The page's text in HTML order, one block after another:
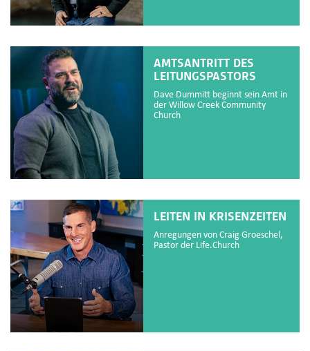
AMTSANTRITT DES
LEITUNGSPASTORS
Dave Dummitt beginnt sein Amt in
der Willow Creek Community
Church
LEITEN IN KRISENZEITEN
Anregungen von Craig Groeschel,
Pastor der Life.Church